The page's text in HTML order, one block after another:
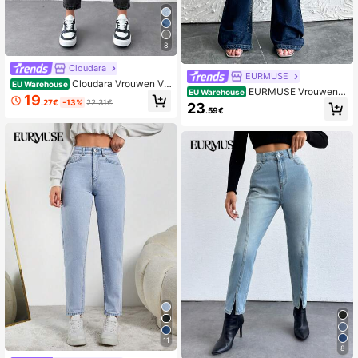
8
Cloudara
EU Warehouse Cloudara Vrouwen Vo
orpand met knoppen Cropped Deni
m Jeans
19.27€ -13% 22.31€
11
EURMUSE
EU Warehouse EURMUSE Vrouwen U
itlopende broek
23.59€
8